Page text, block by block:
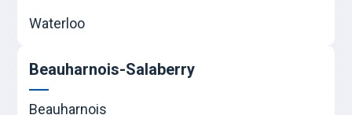
Waterloo
Beauharnois-Salaberry
Beauharnois